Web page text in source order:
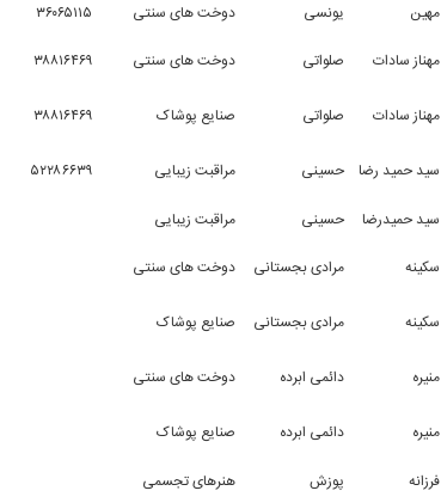
مهین یونسی دوخت های سنتی ۳۶۰۶۵۱۱۵
مهناز سادات صلواتی دوخت های سنتی ۳۸۸۱۶۴۶۹
مهناز سادات صلواتی صنایع پوشاک ۳۸۸۱۶۴۶۹
سید حمید رضا حسینی مراقبت زیبایی ۵۲۲۸۶۶۳۹
سید حمیدرضا حسینی مراقبت زیبایی
سکینه مرادی بجستانی دوخت های سنتی
سکینه مرادی بجستانی صنایع پوشاک
منیره دائمی ابرده دوخت های سنتی
منیره دائمی ابرده صنایع پوشاک
فرزانه پوزش هنرهای تجسمی